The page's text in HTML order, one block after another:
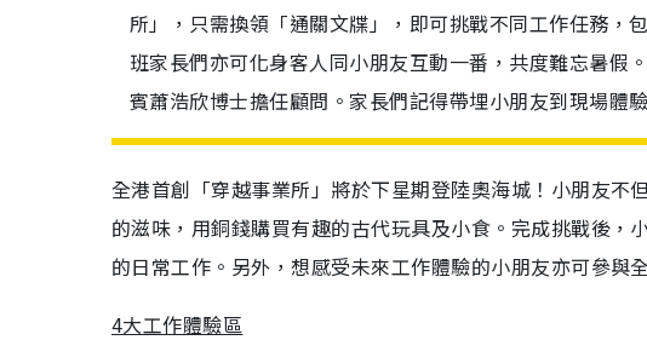
所」，只需換領「通關文牒」，即可挑戰不同工作任務，
班家長們亦可化身客人同小朋友互動一番，共度難忘暑假
賓蕭浩欣博士擔任顧問。家長們記得帶埋小朋友到現場體
全港首創「穿越事業所」將於下星期登陸奧海城！小朋友
的滋味，用銅錢購買有趣的古代玩具及小食。完成挑戰後，
的日常工作。另外，想感受未來工作體驗的小朋友亦可參與
4大工作體驗區